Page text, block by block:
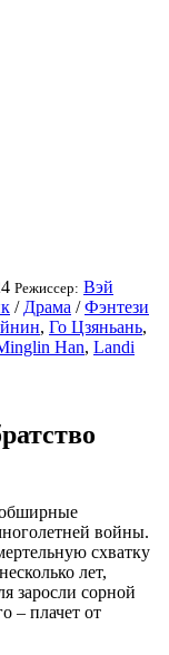
Режиссер: Вэй
/ Драма /Фэнтези
, Го Цзяньань,
Han, Landi
войны.
схватку
лет,
заросли сорной
– плачет от